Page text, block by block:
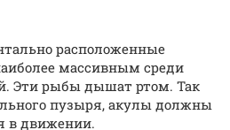
расположенные
массивным среди
Эти рыбы дышат ртом. Так
пузыря, акулы должны
в движении.